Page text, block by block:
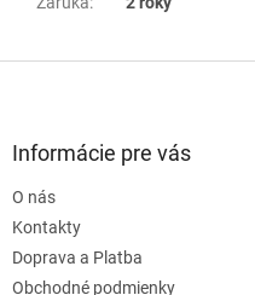
Informácie pre vás
O nás
Kontakty
Doprava a Platba
Obchodné podmienky